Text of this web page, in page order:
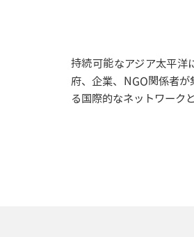
持続可能なアジア太平
府、企業、NGO関係者
る国際的なネットワーク